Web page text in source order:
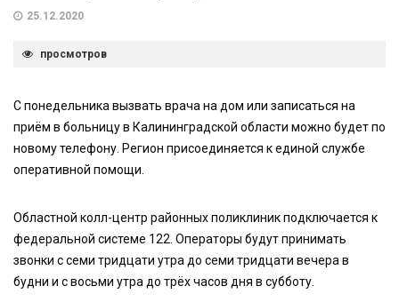
25.12.2020
просмотров
С понедельника вызвать врача на дом или записаться на
приём в больницу в Калининградской области можно будет по
новому телефону. Регион присоединяется к единой службе
оперативной помощи.
Областной колл-центр районных поликлиник подключается к
федеральной системе 122. Операторы будут принимать
звонки с семи тридцати утра до семи тридцати вечера в
будни и с восьми утра до трёх часов дня в субботу.